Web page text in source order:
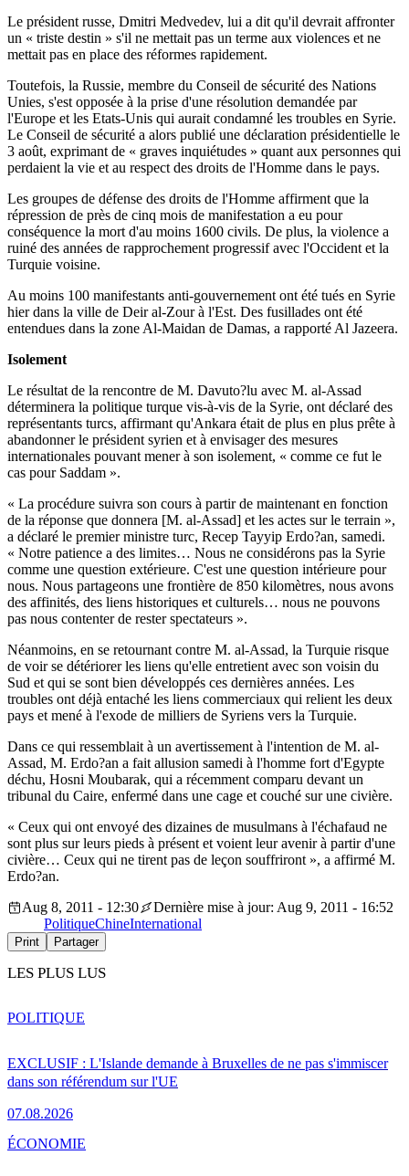
Le président russe, Dmitri Medvedev, lui a dit qu'il devrait affronter
un « triste destin » s'il ne mettait pas un terme aux violences et ne
mettait pas en place des réformes rapidement.
Toutefois, la Russie, membre du Conseil de sécurité des Nations
Unies, s'est opposée à la prise d'une résolution demandée par
l'Europe et les Etats-Unis qui aurait condamné les troubles en Syrie.
Le Conseil de sécurité a alors publié une déclaration présidentielle le
3 août, exprimant de « graves inquiétudes » quant aux personnes qui
perdaient la vie et au respect des droits de l'Homme dans le pays.
Les groupes de défense des droits de l'Homme affirment que la
répression de près de cinq mois de manifestation a eu pour
conséquence la mort d'au moins 1600 civils. De plus, la violence a
ruiné des années de rapprochement progressif avec l'Occident et la
Turquie voisine.
Au moins 100 manifestants anti-gouvernement ont été tués en Syrie
hier dans la ville de Deir al-Zour à l'Est. Des fusillades ont été
entendues dans la zone Al-Maidan de Damas, a rapporté Al Jazeera.
Isolement
Le résultat de la rencontre de M. Davuto?lu avec M. al-Assad
déterminera la politique turque vis-à-vis de la Syrie, ont déclaré des
représentants turcs, affirmant qu'Ankara était de plus en plus prête à
abandonner le président syrien et à envisager des mesures
internationales pouvant mener à son isolement, « comme ce fut le
cas pour Saddam ».
« La procédure suivra son cours à partir de maintenant en fonction
de la réponse que donnera [M. al-Assad] et les actes sur le terrain »,
a déclaré le premier ministre turc, Recep Tayyip Erdo?an, samedi.
« Notre patience a des limites… Nous ne considérons pas la Syrie
comme une question extérieure. C'est une question intérieure pour
nous. Nous partageons une frontière de 850 kilomètres, nous avons
des affinités, des liens historiques et culturels… nous ne pouvons
pas nous contenter de rester spectateurs ».
Néanmoins, en se retournant contre M. al-Assad, la Turquie risque
de voir se détériorer les liens qu'elle entretient avec son voisin du
Sud et qui se sont bien développés ces dernières années. Les
troubles ont déjà entaché les liens commerciaux qui relient les deux
pays et mené à l'exode de milliers de Syriens vers la Turquie.
Dans ce qui ressemblait à un avertissement à l'intention de M. al-
Assad, M. Erdo?an a fait allusion samedi à l'homme fort d'Egypte
déchu, Hosni Moubarak, qui a récemment comparu devant un
tribunal du Caire, enfermé dans une cage et couché sur une civière.
« Ceux qui ont envoyé des dizaines de musulmans à l'échafaud ne
sont plus sur leurs pieds à présent et voient leur avenir à partir d'une
civière… Ceux qui ne tirent pas de leçon souffriront », a affirmé M.
Erdo?an.
Aug 8, 2011 - 12:30
Dernière mise à jour: Aug 9, 2011 - 16:52
PolitiqueChineInternational
Print Partager
LES PLUS LUS
EXCLUSIF : L'Islande demande à Bruxelles de ne pas s'immiscer
dans son référendum sur l'UE
07.08.2026
POLITIQUE
ÉCONOMIE